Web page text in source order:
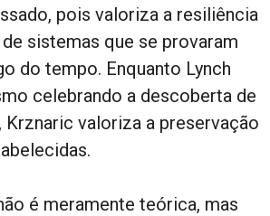
pois valoriza a resiliência
sistemas que se provaram
do tempo. Enquanto Lynch
celebrando a descoberta de
Krznaric valoriza a preservação
é meramente teórica, mas